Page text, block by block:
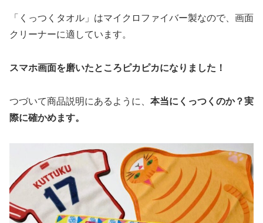
「くっつくタオル」はマイクロファイバー製なので、画面
クリーナーに適しています。
スマホ画面を磨いたところピカピカになりました！
つづいて商品説明にあるように、 本当にくっつくのか？実
際に確かめます。